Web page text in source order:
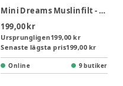
Mini Dreams Muslinfilt - Vintage Balloon 2-pack
199,00 kr
Ursprungligen199,00 kr
Senaste lägsta pris199,00 kr
Online 9 butiker